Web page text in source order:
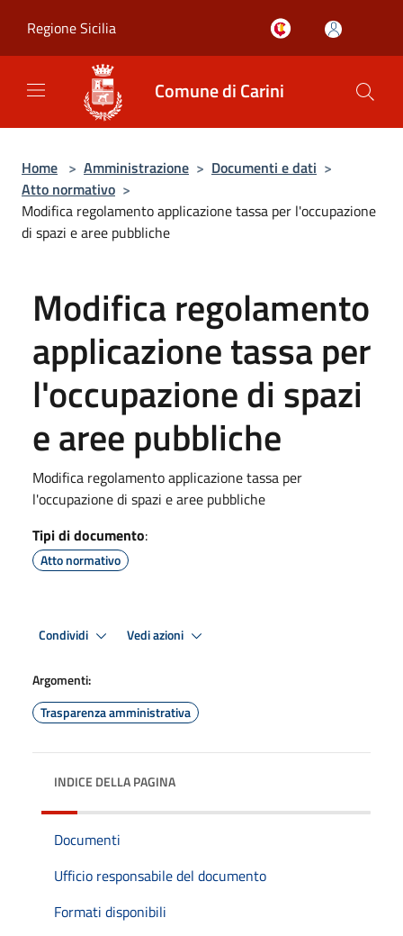
Regione Sicilia
Comune di Carini
Home > Amministrazione > Documenti e dati >
Atto normativo >
Modifica regolamento applicazione tassa per l'occupazione
di spazi e aree pubbliche
Modifica regolamento
applicazione tassa per
l'occupazione di spazi
e aree pubbliche
Modifica regolamento applicazione tassa per
l'occupazione di spazi e aree pubbliche
Tipi di documento:
Atto normativo
Condividi Vedi azioni
Argomenti:
Trasparenza amministrativa
INDICE DELLA PAGINA
Documenti
Ufficio responsabile del documento
Formati disponibili